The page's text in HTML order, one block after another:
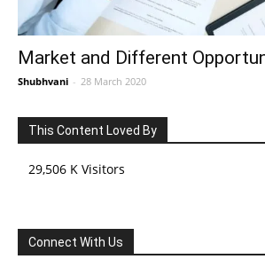
Market and Different
Shubhvani - 28 March 2020
This Content Loved By
29,506 K Visitors
Connect With Us